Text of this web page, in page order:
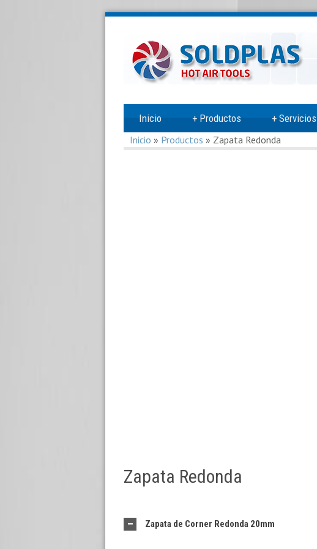
Inicio Productos
+ Servicios
+
Inicio » Productos » Zapata Redonda
Zapata Redonda
Zapata de Corner Redonda 20mm